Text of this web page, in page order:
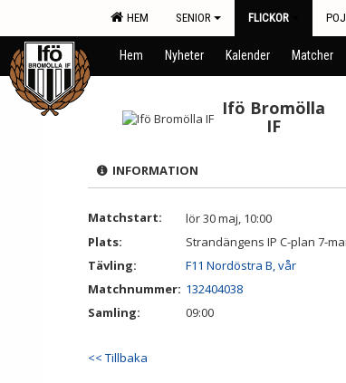
HEM SENIOR FLICKOR
Hem Nyheter Kalender Matcher
Ifö Bromölla
IF
INFORMATION
Matchstart:
lör 30 maj, 10:00
Plats:
Strandängens IP C-plan 7-
Tävling:
F11 Nordöstra B, vår
Matchnummer: 132404038
Samling:
09:00
<< Tillbaka